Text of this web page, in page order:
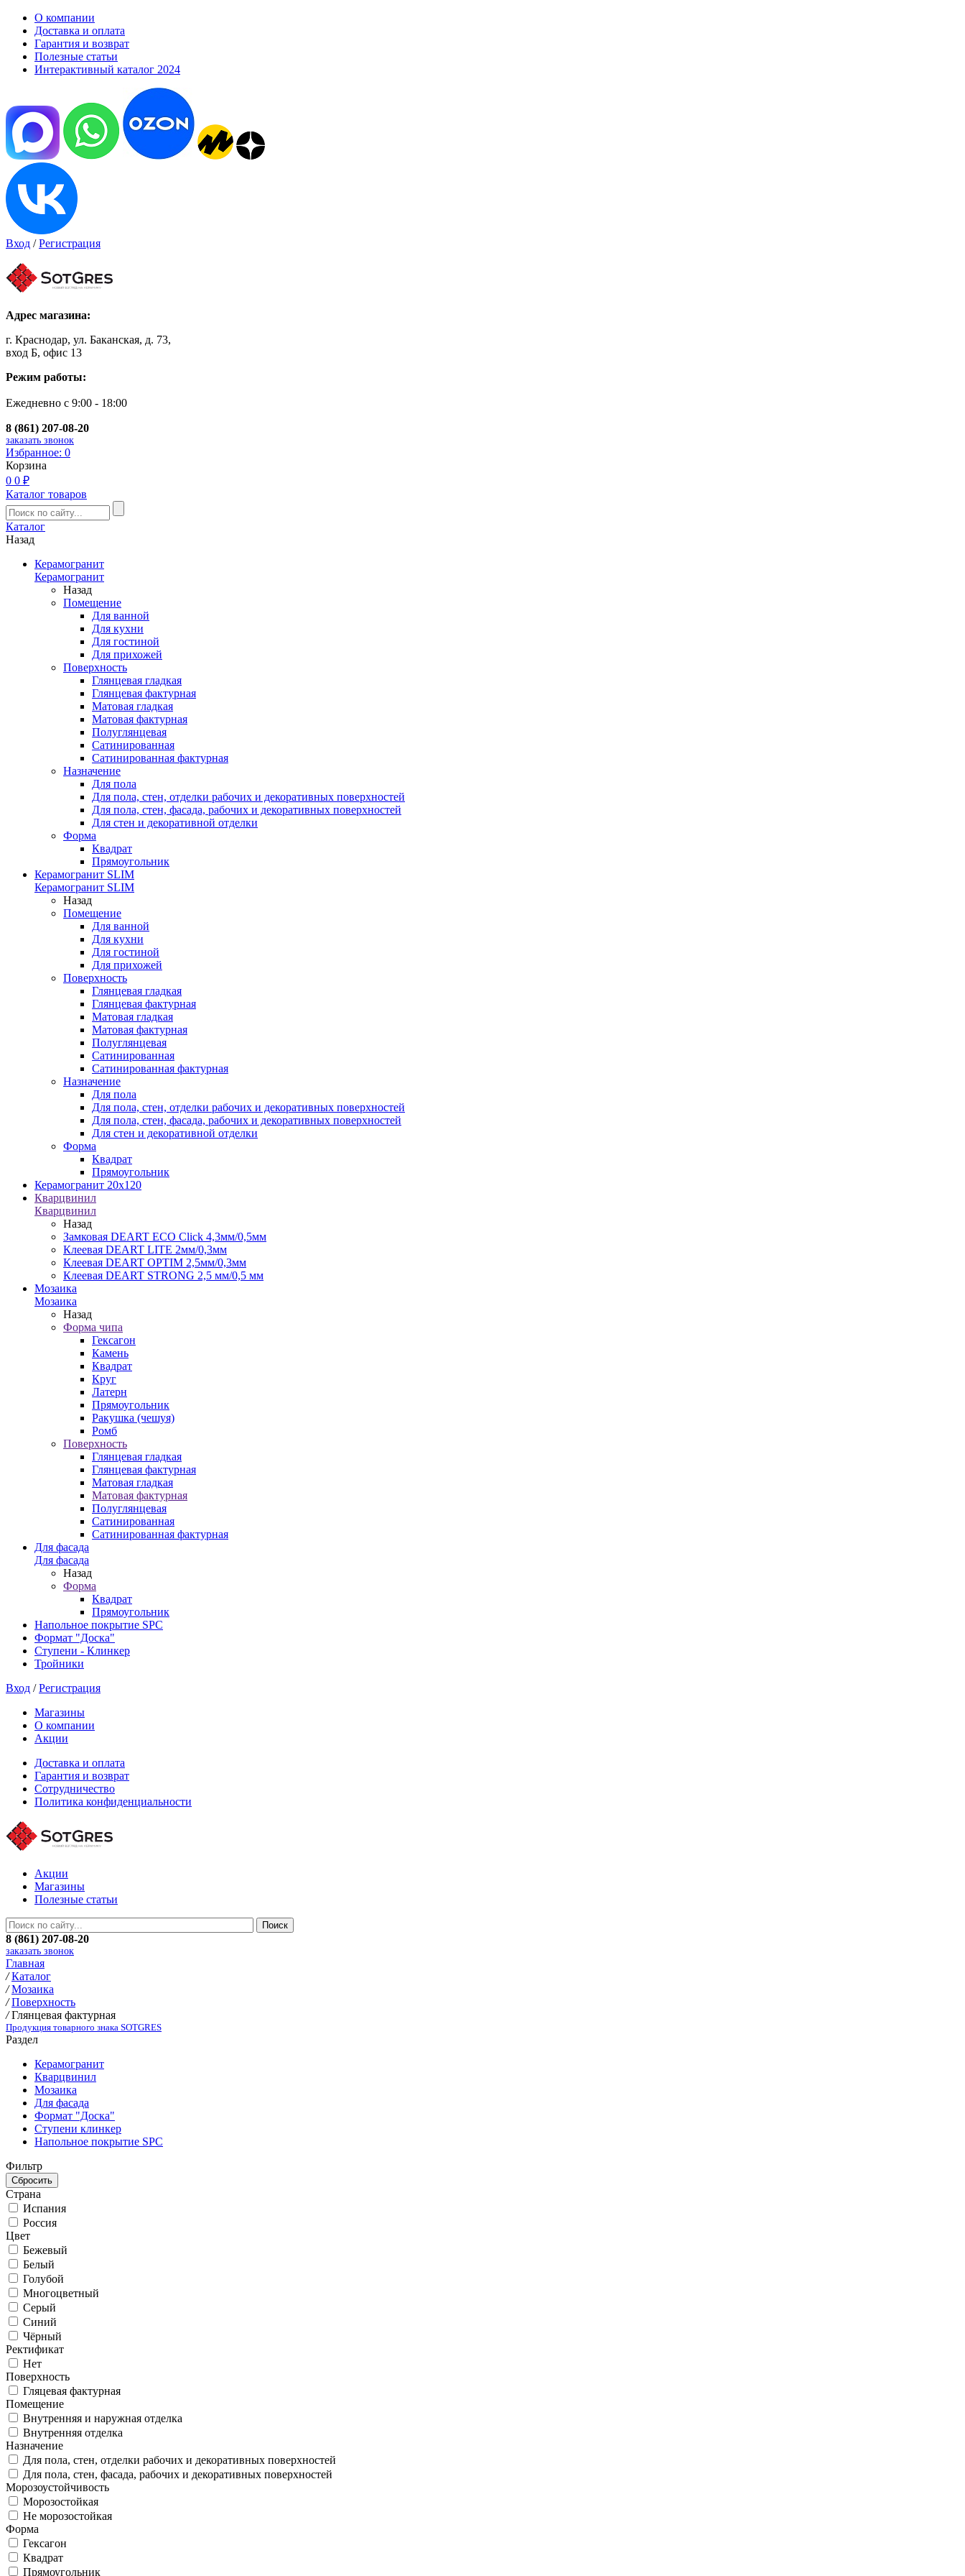
О компании
Доставка и оплата
Гарантия и возврат
Полезные статьи
Интерактивный каталог 2024
Вход /Регистрация
Адрес магазина:
г. Краснодар, ул. Баканская, д. 73,
вход Б, офис 13
Режим работы:
Ежедневно с 9:00 - 18:00
8 (861) 207-08-20
заказать звонок
Избранное: 0
Корзина
0 0 ₽
Каталог товаров
Каталог
Назад
Керамогранит
Керамогранит
Назад
Помещение
Для ванной
Для кухни
Для гостиной
Для прихожей
Поверхность
Глянцевая гладкая
Глянцевая фактурная
Матовая гладкая
Матовая фактурная
Полуглянцевая
Сатинированная
Сатинированная фактурная
Назначение
Для пола
Для пола, стен, отделки рабочих и декоративных поверхностей
Для пола, стен, фасада, рабочих и декоративных поверхностей
Для стен и декоративной отделки
Форма
Квадрат
Прямоугольник
Керамогранит SLIM
Керамогранит SLIM
Назад
Помещение
Для ванной
Для кухни
Для гостиной
Для прихожей
Поверхность
Глянцевая гладкая
Глянцевая фактурная
Матовая гладкая
Матовая фактурная
Полуглянцевая
Сатинированная
Сатинированная фактурная
Назначение
Для пола
Для пола, стен, отделки рабочих и декоративных поверхностей
Для пола, стен, фасада, рабочих и декоративных поверхностей
Для стен и декоративной отделки
Форма
Квадрат
Прямоугольник
Керамогранит 20х120
Кварцвинил
Кварцвинил
Назад
Замковая DEART ECO Click 4,3мм/0,5мм
Клеевая DEART LITE 2мм/0,3мм
Клеевая DEART OPTIM 2,5мм/0,3мм
Клеевая DEART STRONG 2,5 мм/0,5 мм
Мозаика
Мозаика
Назад
Форма чипа
Гексагон
Камень
Квадрат
Круг
Латерн
Прямоугольник
Ракушка (чешуя)
Ромб
Поверхность
Глянцевая гладкая
Глянцевая фактурная
Матовая гладкая
Матовая фактурная
Полуглянцевая
Сатинированная
Сатинированная фактурная
Для фасада
Для фасада
Назад
Форма
Квадрат
Прямоугольник
Напольное покрытие SPC
Формат "Доска"
Ступени - Клинкер
Тройники
Вход /Регистрация
Магазины
О компании
Акции
Доставка и оплата
Гарантия и возврат
Сотрудничество
Политика конфиденциальности
Акции
Магазины
Полезные статьи
8 (861) 207-08-20
заказать звонок
Главная
/ Каталог
/ Мозаика
/ Поверхность
/ Глянцевая фактурная
Продукция товарного знака SOTGRES
Раздел
Керамогранит
Кварцвинил
Мозаика
Для фасада
Формат "Доска"
Ступени клинкер
Напольное покрытие SPC
Фильтр
Страна
Испания
Россия
Цвет
Бежевый
Белый
Голубой
Многоцветный
Серый
Синий
Чёрный
Ректификат
Нет
Поверхность
Гляцевая фактурная
Помещение
Внутренняя и наружная отделка
Внутренняя отделка
Назначение
Для пола, стен, отделки рабочих и декоративных поверхностей
Для пола, стен, фасада, рабочих и декоративных поверхностей
Морозоустойчивость
Морозостойкая
Не морозостойкая
Форма
Гексагон
Квадрат
Прямоугольник